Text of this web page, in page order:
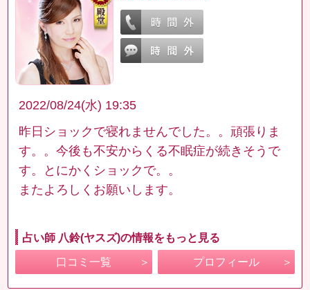
2022/08/24(水) 19:35
昨日ショックで寝れませんでした。。頑張りま
す。。今後も不安からくる不眠症が続きそうで
す。とにかくショックで。。
またよろしくお願いします。
占い師 八鈴(ヤスズ)の情報をもっと見る
口コミ一覧 プロフィール